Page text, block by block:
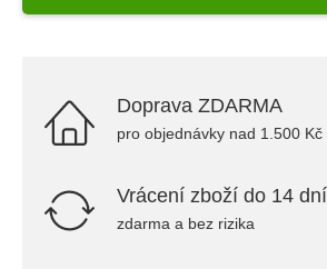
Doprava ZDARMA
pro objednávky nad 1.500 Kč
Vrácení zboží do 14 dní
zdarma a bez rizika